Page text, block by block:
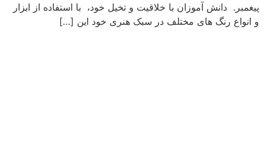
پیغمبر. دانش آموزان با خلاقیت و تخیل خود، با استفاده از ابزار
و انواع رنگ های مختلف در سبک هنری خود این […]